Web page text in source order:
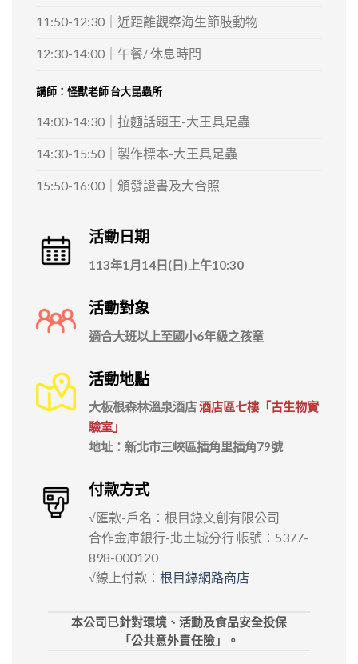
11:50-12:30｜近距離觀察海生節肢動物
12:30-14:00｜午餐/ 休息時間
講師：怪獸老師 台大昆蟲所
14:00-14:30｜拉麵話題王-大王具足蟲
14:30-15:50｜製作標本-大王具足蟲
15:50-16:00｜頒發證書及大合照
活動日期
113年1月14日(日)上午10:30
活動對象
適合大班以上至國小6年級之孩童
活動地點
大板根森林溫泉酒店酒店區七樓「古生物實
驗室」
地址：新北市三峽區插角里插角79號
付款方式
√匯款-戶名：根目錄文創有限公司
合作金庫銀行-北土城分行 帳號：5377-
898-000120
√線上付款： 根目錄網路商店
本公司已針對環境、活動及食品安全投保
「公共意外責任險」。